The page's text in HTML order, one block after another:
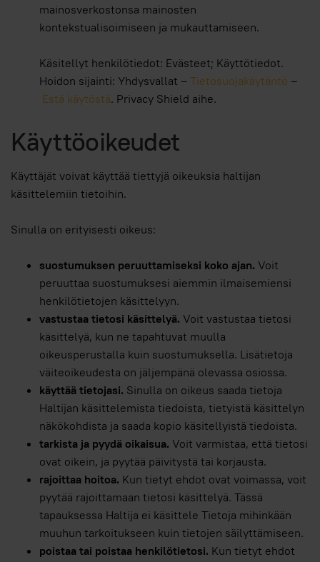
mainosverkostonsa mainosten
kontekstualisoimiseen ja mukauttamiseen.
Käsitellyt henkilötiedot: Evästeet; Käyttötiedot.
Hoidon sijainti: Yhdysvallat –Tietosuojakäytäntö –
Estä käytöstä. Privacy Shield aihe.
Käyttöoikeudet
Käyttäjät voivat käyttää tiettyjä oikeuksia haltijan
käsittelemiin tietoihin.
Sinulla on erityisesti oikeus:
suostumuksen peruuttamiseksi koko ajan. Voit
peruuttaa suostumuksesi aiemmin ilmaisemiensi
henkilötietojen käsittelyyn.
vastustaa tietosi käsittelyä. Voit vastustaa tietosi
käsittelyä, kun ne tapahtuvat muulla
oikeusperustalla kuin suostumuksella. Lisätietoja
väiteoikeudesta on jäljempänä olevassa osiossa.
käyttää tietojasi. Sinulla on oikeus saada tietoja
Haltijan käsittelemista tiedoista, tietyistä käsittelyn
näkökohdista ja saada kopio käsitellyistä tiedoista.
tarkista ja pyydä oikaisua. Voit varmistaa, että tietosi
ovat oikein, ja pyytää päivitystä tai korjausta.
rajoittaa hoitoa. Kun tietyt ehdot ovat voimassa, voit
pyytää rajoittamaan tietosi käsittelyä. Tässä
tapauksessa Haltija ei käsittele Tietoja mihinkään
muuhun tarkoitukseen kuin tietojen säilyttämiseen.
poistaa tai poistaa henkilötietosi. Kun tietyt ehdot